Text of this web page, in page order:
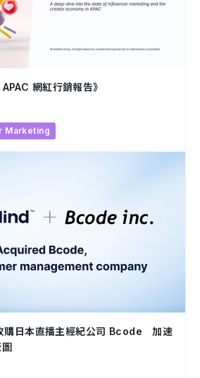
網紅行銷報告》
Marketing
日本直播主經紀公司 Bcode 加速